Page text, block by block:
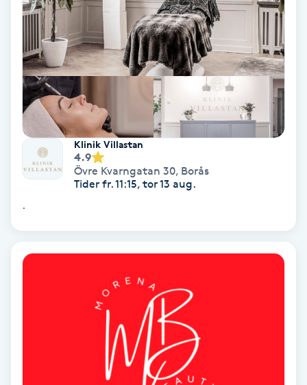
Powder brows
Power Yoga
PRP (Platelet Rich Plasma)
PRX-T33 Klinik Villastan
4.9
Övre Kvarngatan 30, Borås
Tider fr. 11:15, tor 13 aug.
.